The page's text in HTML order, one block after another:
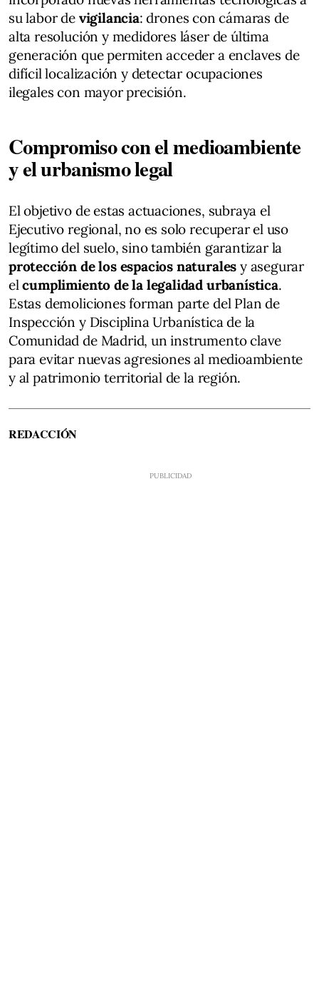
su labor de vigilancia: drones con cámaras de
alta resolución y medidores láser de última
generación que permiten acceder a enclaves de
difícil localización y detectar ocupaciones
ilegales con mayor precisión.
Compromiso con el medioambiente
y el urbanismo legal
El objetivo de estas actuaciones, subraya el
Ejecutivo regional, no es solo recuperar el uso
legítimo del suelo, sino también garantizar la
protección de los espacios naturales y asegurar
elcumplimiento de la legalidad urbanística.
Estas demoliciones forman parte del Plan de
Inspección y Disciplina Urbanística de la
Comunidad de Madrid, un instrumento clave
para evitar nuevas agresiones al medioambiente
y al patrimonio territorial de la región.
REDACCIÓN